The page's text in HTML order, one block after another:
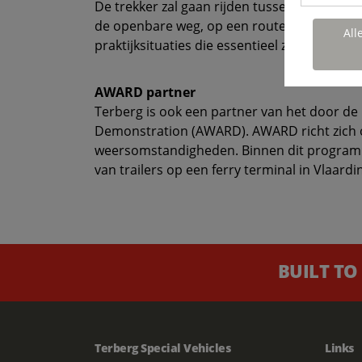
De trekker zal gaan rijden tussen de kade
de openbare weg, op een route van 3,3
praktijksituaties die essentieel zijn voor
AWARD partner
Terberg is ook een partner van het door
Demonstration (AWARD). AWARD richt
weersomstandigheden. Binnen dit
van trailers op een ferry terminal in
BUILT TO
Terberg Special Vehicles
Links